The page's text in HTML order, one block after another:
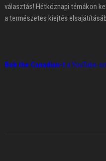
választás! Hétköznapi témákon
a természetes kiejtés
Bob the Canadian-t a YouTube-